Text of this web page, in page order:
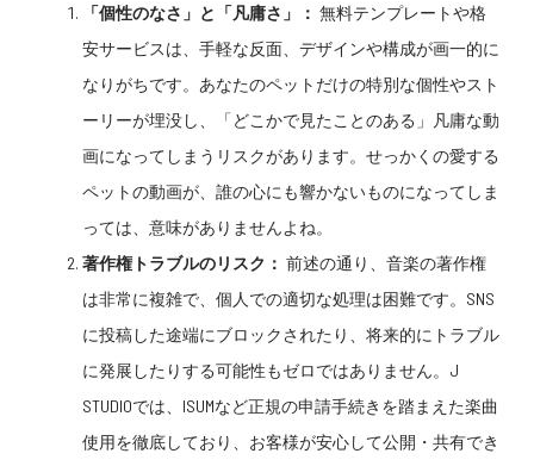
「個性のなさ」と「凡庸さ」： 無料テンプレートや格
安サービスは、手軽な反面、デザインや構成が画一的に
なりがちです。あなたのペットだけの特別な個性やスト
ーリーが埋没し、「どこかで見たことのある」凡庸な動
画になってしまうリスクがあります。せっかくの愛する
ペットの動画が、誰の心にも響かないものになってしま
っては、意味がありませんよね。
著作権トラブルのリスク： 前述の通り、音楽の著作権
は非常に複雑で、個人での適切な処理は困難です。SNS
に投稿した途端にブロックされたり、将来的にトラブル
に発展したりする可能性もゼロではありません。J
STUDIOでは、ISUMなど正規の申請手続きを踏まえた楽曲
使用を徹底しており、お客様が安心して公開・共有でき